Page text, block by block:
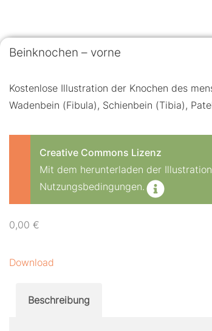
Beinknochen – vorne
Kostenlose Illustration der Knochen des
Wadenbein (Fibula), Schienbein (Tibia),
Creative Commons Lizenz
Mit dem herunterladen der
Nutzungsbedingungen.
0,00 €
Download
Beschreibung